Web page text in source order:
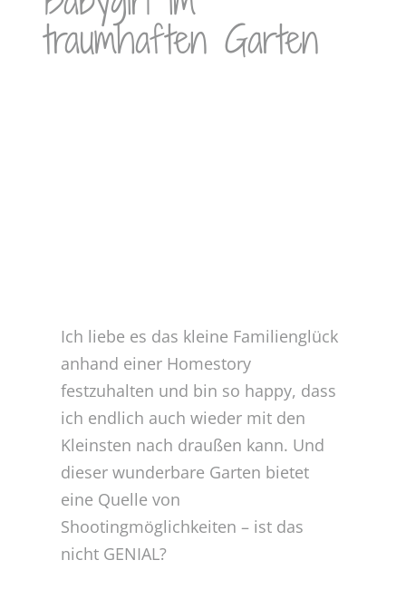
traumhaften Garten
Ich liebe es das kleine Familienglück
anhand einer Homestory
festzuhalten und bin so happy, dass
ich endlich auch wieder mit den
Kleinsten nach draußen kann. Und
dieser wunderbare Garten bietet
eine Quelle von
Shootingmöglichkeiten – ist das
nicht GENIAL?